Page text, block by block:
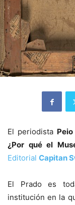
El periodista
¿Por qué el
Editorial Capitan
El Prado es
institución en la